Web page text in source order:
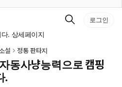
검
로그인
. 상세페이지
설 정통 판타지
동사냥능력으로 캠핑
.